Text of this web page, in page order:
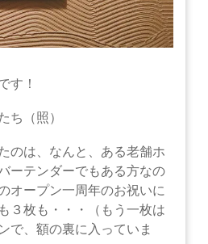
す！
ち（照）
のは、なんと、ある老舗ホ
ーテンダーでもある方なの
オープン一周年のお祝いに
３枚も・・・（もう一枚は
で、額の裏に入っていま